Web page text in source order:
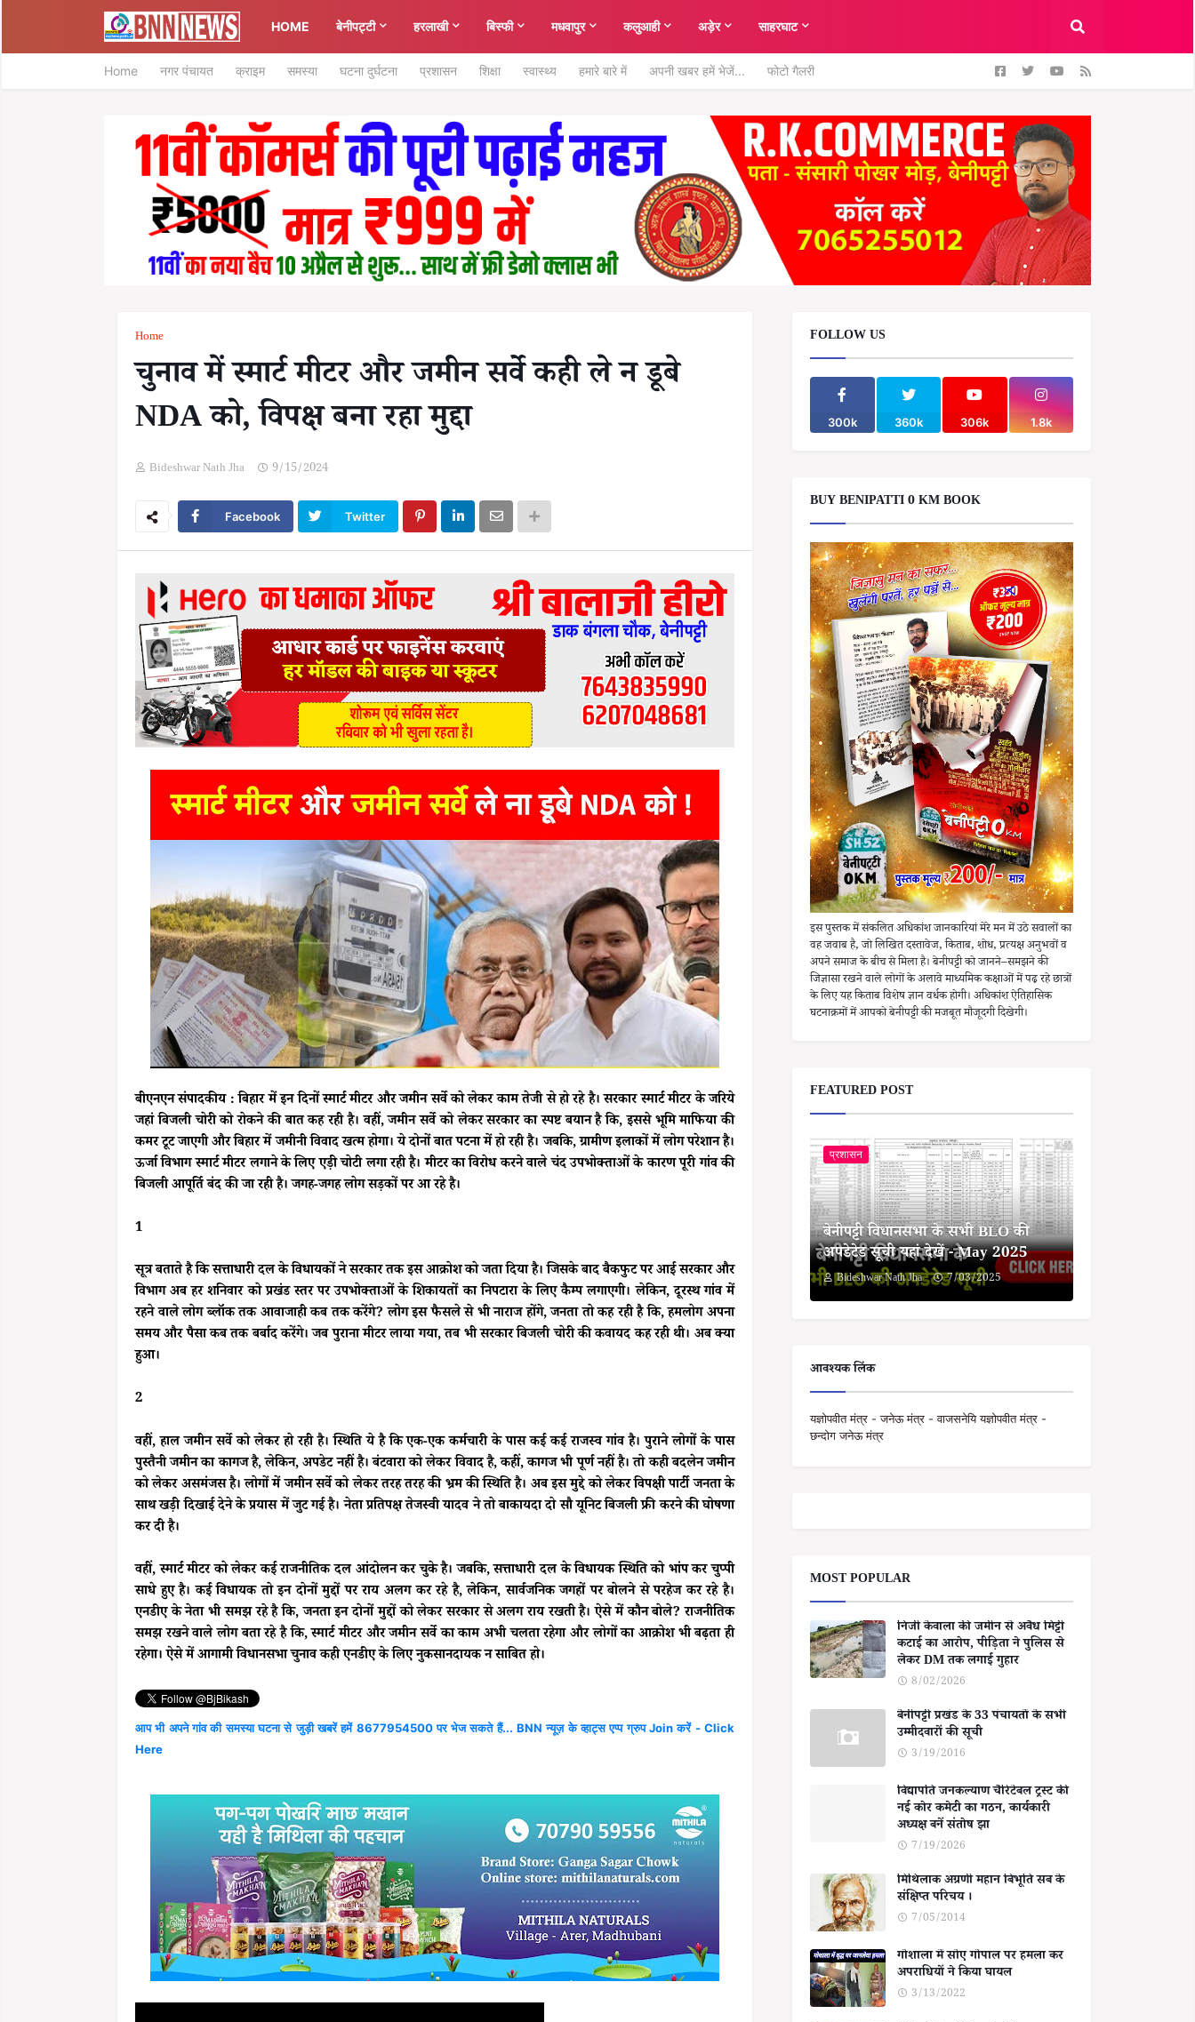
HOME बेनीपट्टी हरलाखी बिस्फी मधवापुर कलुआही अड़ेर साहरघाट
Home नगर पंचायत क्राइम समस्या घटना दुर्घटना प्रशासन शिक्षा स्वास्थ्य हमारे बारे में अपनी खबर हमें भेजें... फोटो गैलरी
Home
चुनाव में स्मार्ट मीटर और जमीन सर्वे कही ले न डूबे
NDA को, विपक्ष बना रहा मुद्दा
Bideshwar Nath Jha 9/15/2024
Facebook Twitter
बीएनएन संपादकीय : बिहार में इन दिनों स्मार्ट मीटर और जमीन सर्वे को लेकर काम तेजी से हो रहे है। सरकार स्मार्ट मीटर के जरिये
जहां बिजली चोरी को रोकने की बात कह रही है। वहीं, जमीन सर्वे को लेकर सरकार का स्पष्ट बयान है कि, इससे भूमि माफिया की
कमर टूट जाएगी और बिहार में जमीनी विवाद खत्म होगा। ये दोनों बात पटना में हो रही है। जबकि, ग्रामीण इलाकों में लोग परेशान है।
ऊर्जा विभाग स्मार्ट मीटर लगाने के लिए एड़ी चोटी लगा रही है। मीटर का विरोध करने वाले चंद उपभोक्ताओं के कारण पूरी गांव की
बिजली आपूर्ति बंद की जा रही है। जगह-जगह लोग सड़कों पर आ रहे है।
1
सूत्र बताते है कि सत्ताधारी दल के विधायकों ने सरकार तक इस आक्रोश को जता दिया है। जिसके बाद बैकफुट पर आई सरकार और
विभाग अब हर शनिवार को प्रखंड स्तर पर उपभोक्ताओं के शिकायतों का निपटारा के लिए कैम्प लगाएगी। लेकिन, दूरस्थ गांव में
रहने वाले लोग ब्लॉक तक आवाजाही कब तक करेंगे? लोग इस फैसले से भी नाराज होंगे, जनता तो कह रही है कि, हमलोग अपना
समय और पैसा कब तक बर्बाद करेंगे। जब पुराना मीटर लाया गया, तब भी सरकार बिजली चोरी की कवायद कह रही थी। अब क्या
हुआ।
2
वहीं, हाल जमीन सर्वे को लेकर हो रही है। स्थिति ये है कि एक-एक कर्मचारी के पास कई कई राजस्व गांव है। पुराने लोगों के पास
पुस्तैनी जमीन का कागज है, लेकिन, अपडेट नहीं है। बंटवारा को लेकर विवाद है, कहीं, कागज भी पूर्ण नहीं है। तो कही बदलेन जमीन
को लेकर असमंजस है। लोगों में जमीन सर्वे को लेकर तरह तरह की भ्रम की स्थिति है। अब इस मुद्दे को लेकर विपक्षी पार्टी जनता के
साथ खड़ी दिखाई देने के प्रयास में जुट गई है। नेता प्रतिपक्ष तेजस्वी यादव ने तो बाकायदा दो सौ यूनिट बिजली फ्री करने की घोषणा
कर दी है।
वहीं, स्मार्ट मीटर को लेकर कई राजनीतिक दल आंदोलन कर चुके है। जबकि, सत्ताधारी दल के विधायक स्थिति को भांप कर चुप्पी
साधे हुए है। कई विधायक तो इन दोनों मुद्दों पर राय अलग कर रहे है, लेकिन, सार्वजनिक जगहों पर बोलने से परहेज कर रहे है।
एनडीए के नेता भी समझ रहे है कि, जनता इन दोनों मुद्दों को लेकर सरकार से अलग राय रखती है। ऐसे में कौन बोले? राजनीतिक
समझ रखने वाले लोग बता रहे है कि, स्मार्ट मीटर और जमीन सर्वे का काम अभी चलता रहेगा और लोगों का आक्रोश भी बढ़ता ही
रहेगा। ऐसे में आगामी विधानसभा चुनाव कही एनडीए के लिए नुकसानदायक न साबित हो।
आप भी अपने गांव की समस्या घटना से जुड़ी खबरें हमें 8677954500 पर भेज सकते हैं... BNN न्यूज़ के व्हाट्स एप्प ग्रुप Join करें - Click
Here
FOLLOW US
300k 360k 306k 1.8k
BUY BENIPATTI 0 KM BOOK
इस पुस्तक में संकलित अधिकांश जानकारियां मेरे मन में उठे सवालों का
वह जवाब है, जो लिखित दस्तावेज, किताब, शोध, प्रत्यक्ष अनुभवों व
अपने समाज के बीच से मिला है। बेनीपट्टी को जानने–समझने की
जिज्ञासा रखने वाले लोगों के अलावे माध्यमिक कक्षाओं में पढ़ रहे छात्रों
के लिए यह किताब विशेष ज्ञान वर्धक होगी। अधिकांश ऐतिहासिक
घटनाक्रमों में आपको बेनीपट्टी की मजबूत मौजूदगी दिखेगी।
FEATURED POST
प्रशासन
बेनीपट्टी विधानसभा के सभी BLO की
अपडेटेड सूची यहां देखें - May 2025
Bideshwar Nath Jha 7/03/2025
आवश्यक लिंक
यज्ञोपवीत मंत्र - जनेऊ मंत्र - वाजसनेयि यज्ञोपवीत मंत्र -
छन्दोग जनेऊ मंत्र
MOST POPULAR
निजी केवाला की जमीन से अवैध मिट्टी
कटाई का आरोप, पीड़िता ने पुलिस से
लेकर DM तक लगाई गुहार
8/02/2026
बेनीपट्टी प्रखंड के 33 पंचायतों के सभी
उम्मीदवारों की सूची
3/19/2016
विद्यापति जनकल्याण चैरिटेबल ट्रस्ट की
नई कोर कमेटी का गठन, कार्यकारी
अध्यक्ष बनें संतोष झा
7/19/2026
मिथिलाक अग्रणी महान बिभूति सब के
संक्षिप्त परिचय ।
7/05/2014
गोशाला में सोए गोपाल पर हमला कर
अपराधियों ने किया घायल
3/13/2022